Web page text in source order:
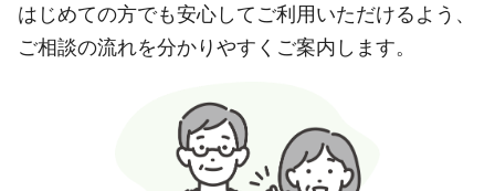
はじめての方でも安心してご利用いただけるよう、
ご相談の流れを分かりやすくご案内します。